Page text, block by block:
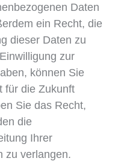
Daten
ein Recht, die
dieser Daten zu
zur
können Sie
für die Zukunft
Sie das Recht,
die
Ihrer
zu verlangen.